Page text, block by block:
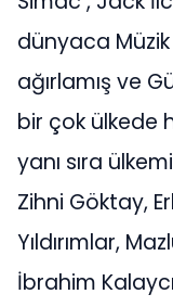
dünyaca
ağırlamış ve
bir çok ülkede
yanı sıra
Zihni Göktay,
Yıldırımlar,
İbrahim